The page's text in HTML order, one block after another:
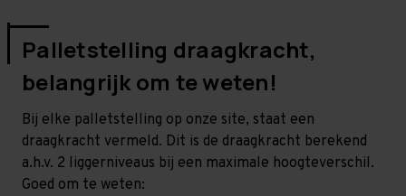
Palletstelling draagkracht,
belangrijk om te weten!
Bij elke palletstelling op onze site, staat een
draagkracht vermeld. Dit is de draagkracht berekend
a.h.v. 2 liggerniveaus bij een maximale hoogteverschil.
Goed om te weten: